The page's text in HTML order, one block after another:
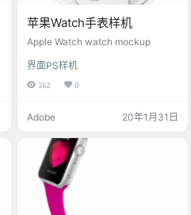
苹果Watch手表样机
Apple Watch watch mockup
界面PS样机
362 0
Adobe 20年1月31日